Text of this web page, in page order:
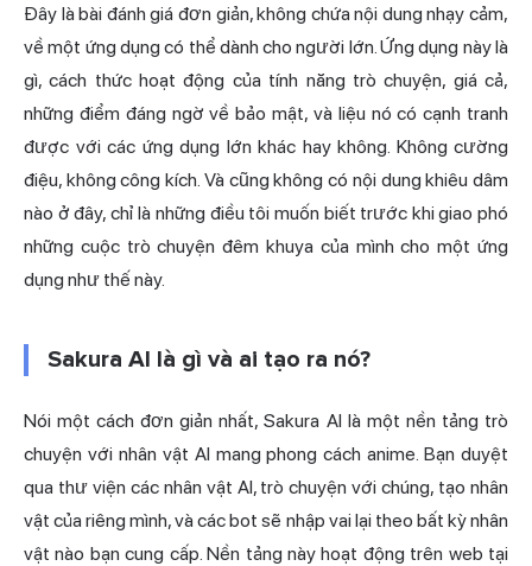
Đây là bài đánh giá đơn giản, không chứa nội dung nhạy cảm,
về một ứng dụng có thể dành cho người lớn. Ứng dụng này là
gì, cách thức hoạt động của tính năng trò chuyện, giá cả,
những điểm đáng ngờ về bảo mật, và liệu nó có cạnh tranh
được với các ứng dụng lớn khác hay không. Không cường
điệu, không công kích. Và cũng không có nội dung khiêu dâm
nào ở đây, chỉ là những điều tôi muốn biết trước khi giao phó
những cuộc trò chuyện đêm khuya của mình cho một ứng
dụng như thế này.
Sakura AI là gì và ai tạo ra nó?
Nói một cách đơn giản nhất, Sakura AI là một nền tảng trò
chuyện với nhân vật AI mang phong cách anime. Bạn duyệt
qua thư viện các nhân vật AI, trò chuyện với chúng, tạo nhân
vật của riêng mình, và các bot sẽ nhập vai lại theo bất kỳ nhân
vật nào bạn cung cấp. Nền tảng này hoạt động trên web tại